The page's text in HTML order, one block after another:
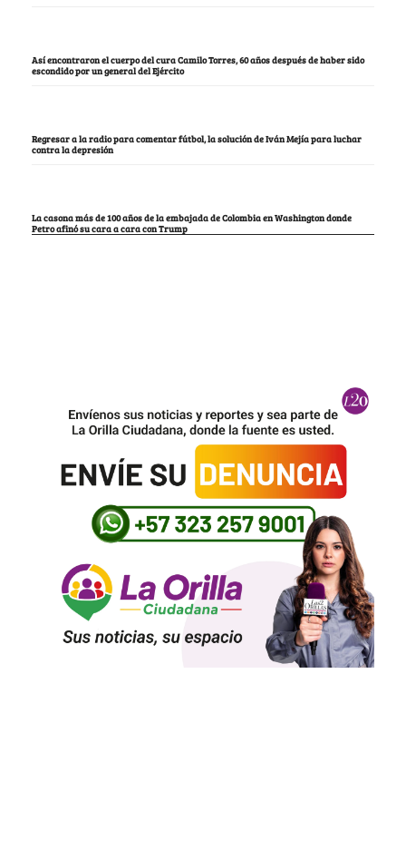
Así encontraron el cuerpo del cura Camilo Torres, 60 años después de haber sido
escondido por un general del Ejército
Regresar a la radio para comentar fútbol, la solución de Iván Mejía para luchar
contra la depresión
La casona más de 100 años de la embajada de Colombia en Washington donde
Petro afinó su cara a cara con Trump